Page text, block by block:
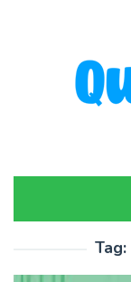
Tag: